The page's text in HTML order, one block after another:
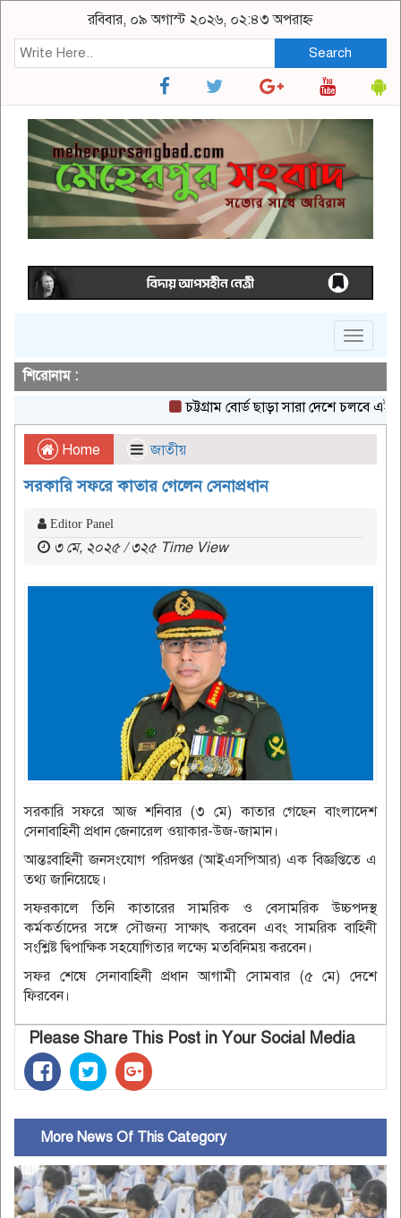
রবিবার, ০৯ অগাস্ট ২০২৬, ০২:৪৩ অপরাহ্ন
Search
Toggle
শিরোনাম :
চট্টগ্রাম বোর্ড ছাড়া সারা দেশে চলবে
Home জাতীয়
সরকারি সফরে কাতার গেলেন সেনাপ্রধান
Editor Panel
৩ মে, ২০২৫ / ৩২৫ Time View
সরকারি সফরে আজ শনিবার (৩ মে) কাতার গেছেন বাংলাদেশ
সেনাবাহিনী প্রধান জেনারেল ওয়াকার-উজ-জামান।
আন্তঃবাহিনী জনসংযোগ পরিদপ্তর (আইএসপিআর) এক বিজ্ঞপ্তিতে এ
তথ্য জানিয়েছে।
সফরকালে তিনি কাতারের সামরিক ও বেসামরিক উচ্চপদস্থ
কর্মকর্তাদের সঙ্গে সৌজন্য সাক্ষাৎ করবেন এবং সামরিক বাহিনী
সংশ্লিষ্ট দ্বিপাক্ষিক সহযোগিতার লক্ষ্যে মতবিনিময় করবেন।
সফর শেষে সেনাবাহিনী প্রধান আগামী সোমবার (৫ মে) দেশে
ফিরবেন।
Please Share This Post in Your Social Media
More News Of This Category